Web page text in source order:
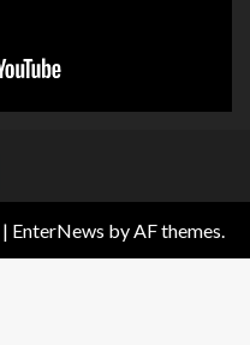
| EnterNews by AF themes.